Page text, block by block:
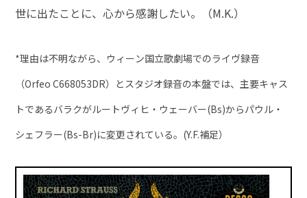
世に出たことに、心から感謝したい。（M.K.）
*理由は不明ながら、ウィーン国立歌劇場でのライヴ録音
（Orfeo C668053DR）とスタジオ録音の本盤では、主要キャス
トであるバラクがルートヴィヒ・ウェーバー(Bs)からパウル・
シェフラー(Bs-Br)に変更されている。 (Y.F.補足）